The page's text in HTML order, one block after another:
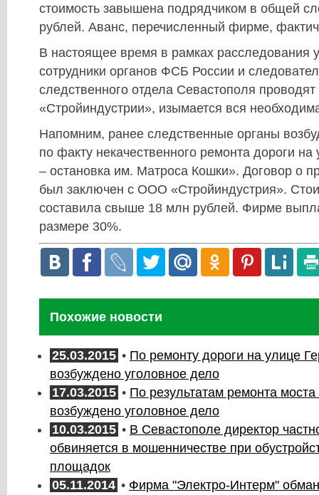
стоимость завышена подрядчиком в общей
рублей. Аванс, перечисленный фирме,
В настоящее время в рамках расследования
сотрудники органов ФСБ России и
следственного отдела Севастополя
«Стройиндустрии», изымается вся
Напомним, ранее следственные органы
по факту некачественного ремонта дороги на
– остановка им. Матроса Кошки». Договор о
был заключен с ООО «Стройиндустрия».
составила свыше 18 млн рублей. Фирме
размере 30%.
Похожие новости
25.03.2015 • По ремонту дороги на улице
возбуждено уголовное дело
17.03.2015 • По результатам ремонта
возбуждено уголовное дело
10.03.2015 • В Севастополе директор
обвиняется в мошенничестве при
площадок
05.11.2014 • Фирма "Электро-Интерм"